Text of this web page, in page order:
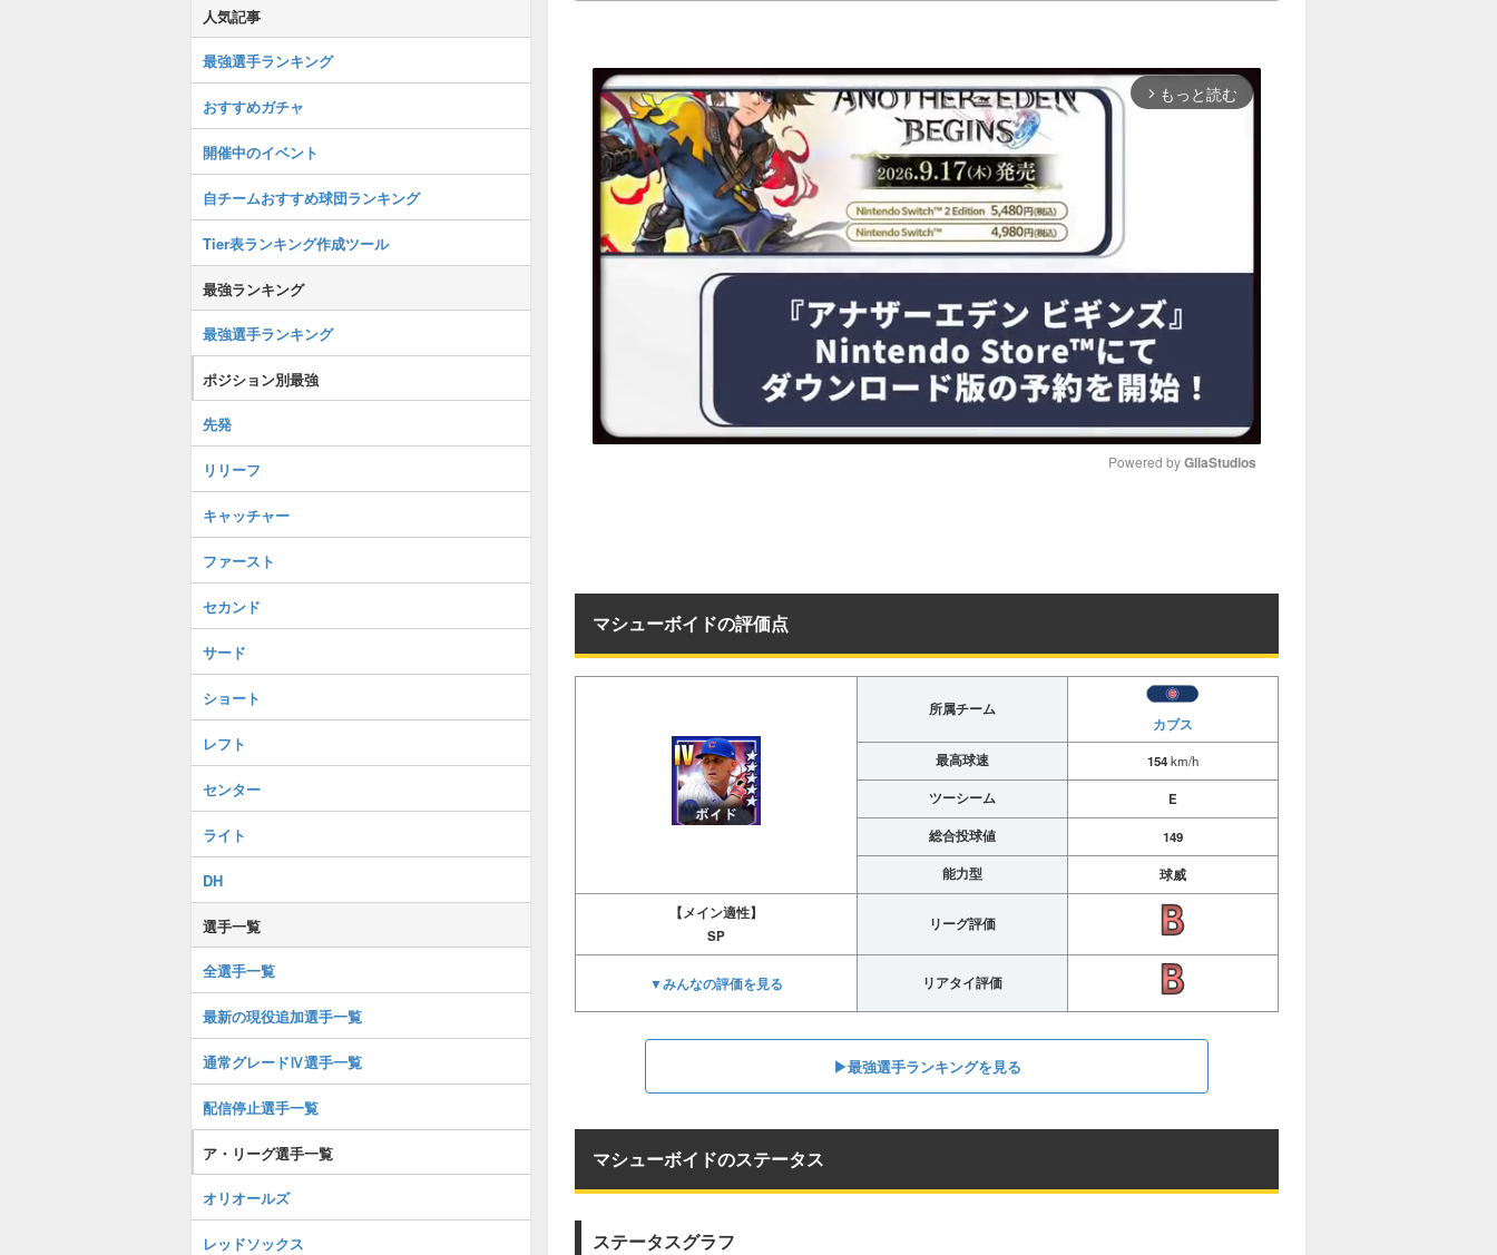
arrow_forward_ios もっと読む
Powered by GliaStudios
マシューボイドの評価点
所属チーム
カブス
最高球速 154km/h
ツーシーム
E
総合投球値
149
能力型
球威
【メイン適性】
SP
リーグ評価
▼みんなの評価を見る リアタイ評価
▶︎最強選手ランキングを見る
マシューボイドのステータス
ステータスグラフ
人気記事
最強選手ランキング
おすすめガチャ
開催中のイベント
自チームおすすめ球団ランキング
Tier表ランキング作成ツール
最強ランキング
最強選手ランキング
ポジション別最強
先発
リリーフ
キャッチャー
ファースト
セカンド
サード
ショート
レフト
センター
ライト
DH
選手一覧
全選手一覧
最新の現役追加選手一覧
通常グレードⅣ選手一覧
配信停止選手一覧
ア・リーグ選手一覧
オリオールズ
レッドソックス